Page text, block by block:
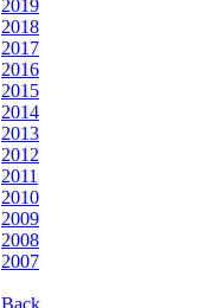
2019
2018
2017
2016
2015
2014
2013
2012
2011
2010
2009
2008
2007
Back